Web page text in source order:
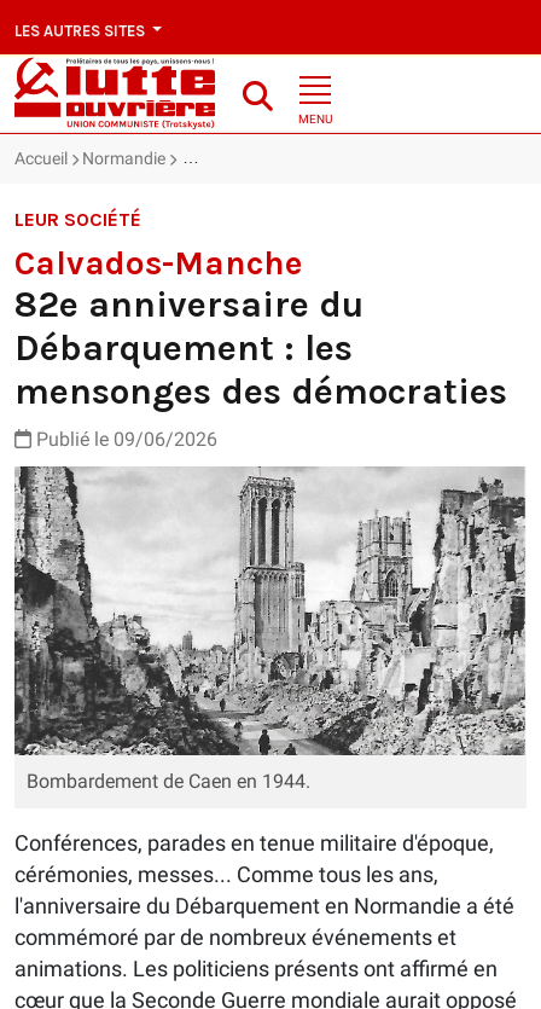
LES AUTRES SITES
MENU
Accueil Normandie Calvados-Manche : 82e anniversaire du
LEUR SOCIÉTÉ
Calvados-Manche
82e anniversaire du
Débarquement : les
mensonges des démocraties
Publié le 09/06/2026
Bombardement de Caen en 1944.
Conférences, parades en tenue militaire d'époque,
cérémonies, messes... Comme tous les ans,
l'anniversaire du Débarquement en Normandie a été
commémoré par de nombreux événements et
animations. Les politiciens présents ont affirmé en
cœur que la Seconde Guerre mondiale aurait opposé